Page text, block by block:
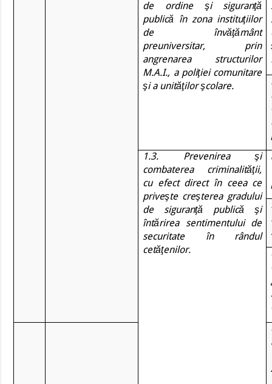
de ordine şi siguranţă
publică în zona instituţiilor
de învăţământ
preuniversitar, prin
angrenarea structurilor
M.A.I., a poliţiei comunitare
şi a unităţilor şcolare.
1.3. Prevenirea şi
combaterea criminalităţii,
cu efect direct în ceea ce
priveşte creşterea gradului
de siguranţă publică şi
întărirea sentimentului de
securitate în rândul
cetăţenilor.